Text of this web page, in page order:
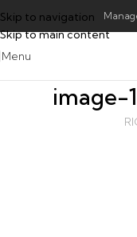
Skip to navigation
Skip to main content
Menu
image-